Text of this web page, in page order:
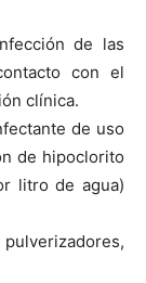
de las
con el
clínica.
de uso
de hipoclorito
litro de agua)